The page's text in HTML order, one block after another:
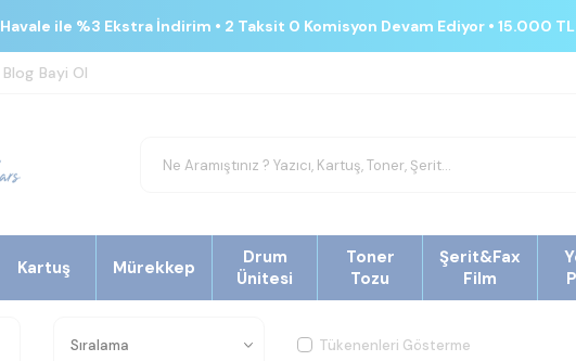
Havale ile %3 Ekstra İndirim • 2 Taksit 0 Komisyon Devam Ediyor • 15.000
Blog Bayi Ol
Kartuş Mürekkep
Drum
Ünitesi
Toner
Tozu
Şerit&Fax
Film
Tükenenleri Gösterme